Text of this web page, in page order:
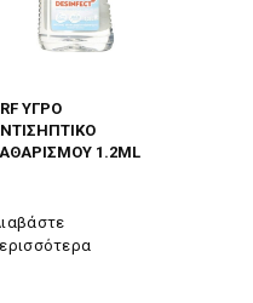
ΥΓΡΟ
1.2ML